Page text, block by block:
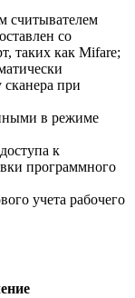
считывателем
со
таких как Mifare;
сканера при
в режиме
к
программного
учета рабочего